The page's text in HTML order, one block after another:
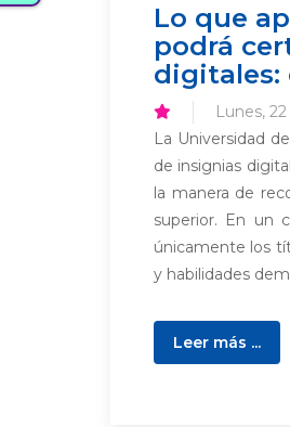
Lo que
podrá
digitales:
Lunes,
La Universidad
de insignias
la manera de
superior. En un
únicamente los
y habilidades
Leer más ...